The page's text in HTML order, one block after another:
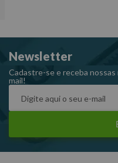
Dimensões Embalagem
Peso: 0,10kg
Ref:D-63688
Garantia: 6 meses
-Imagens meramente
-Todas as informações
Newsletter
Cadastre-se e receba
mail!